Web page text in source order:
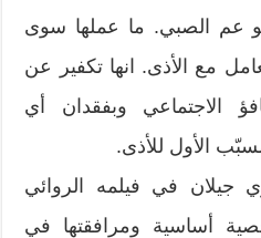
عم الصبي. ما عملها سوى
مع الأذى. انها تكفير عن
الاجتماعي وبفقدان أي
الأول للأذى.
جيلان في فيلمه الروائي
أساسية ومرافقتها في